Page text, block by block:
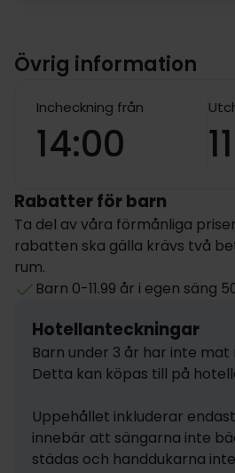
Övrig information
Incheckning från
14:00
Rabatter för barn
Ta del av våra förmånliga
rabatten ska gälla krävs två
rum.
Barn 0-11.99 år i egen säng
Hotellanteckningar
Barn under 3 år har inte
Detta kan köpas till på
Uppehållet inkluderar
innebär att sängarna inte
städas och handdukarna